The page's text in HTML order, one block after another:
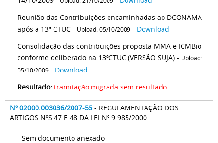
Reunião das Contribuições encaminhadas ao DCONAMA
após a 13ª CTUC - Upload: 05/10/2009 - Download
Consolidação das contribuições proposta MMA e ICMBio
conforme deliberado na 13ªCTUC (VERSÃO SUJA) - Upload:
05/10/2009 - Download
Resultado: tramitação migrada sem resultado
Nº 02000.003036/2007-55 - REGULAMENTAÇÃO DOS
ARTIGOS NºS 47 E 48 DA LEI Nº 9.985/2000
- Sem documento anexado